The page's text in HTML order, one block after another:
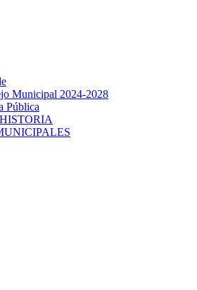
Municipal 2024-2028
Pública